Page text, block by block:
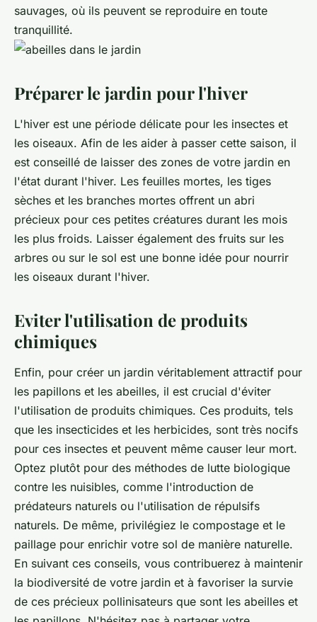
sauvages, où ils peuvent se reproduire en toute
tranquillité.
Préparer le jardin pour l'hiver
L'hiver est une période délicate pour les insectes et
les oiseaux. Afin de les aider à passer cette saison, il
est conseillé de laisser des zones de votre jardin en
l'état durant l'hiver. Les feuilles mortes, les tiges
sèches et les branches mortes offrent un abri
précieux pour ces petites créatures durant les mois
les plus froids. Laisser également des fruits sur les
arbres ou sur le sol est une bonne idée pour nourrir
les oiseaux durant l'hiver.
Eviter l'utilisation de produits
chimiques
Enfin, pour créer un jardin véritablement attractif pour
les papillons et les abeilles, il est crucial d'éviter
l'utilisation de produits chimiques. Ces produits, tels
que les insecticides et les herbicides, sont très nocifs
pour ces insectes et peuvent même causer leur mort.
Optez plutôt pour des méthodes de lutte biologique
contre les nuisibles, comme l'introduction de
prédateurs naturels ou l'utilisation de répulsifs
naturels. De même, privilégiez le compostage et le
paillage pour enrichir votre sol de manière naturelle.
En suivant ces conseils, vous contribuerez à maintenir
la biodiversité de votre jardin et à favoriser la survie
de ces précieux pollinisateurs que sont les abeilles et